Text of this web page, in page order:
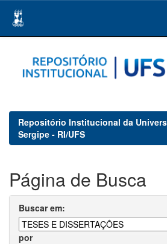
navigation
Repositório Institucional da
Sergipe - RI/UFS
Página de Busca
Buscar em:
por